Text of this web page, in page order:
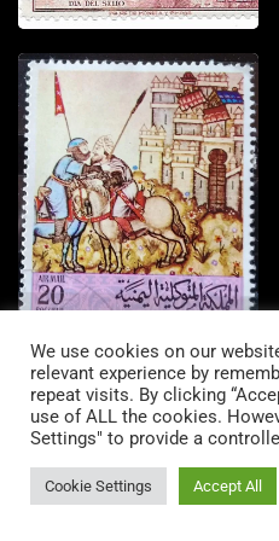
We use cookies on our
relevant experience by
repeat visits. By clicking
use of ALL the cookies.
Settings" to provide a
Cookie Settings Accept All